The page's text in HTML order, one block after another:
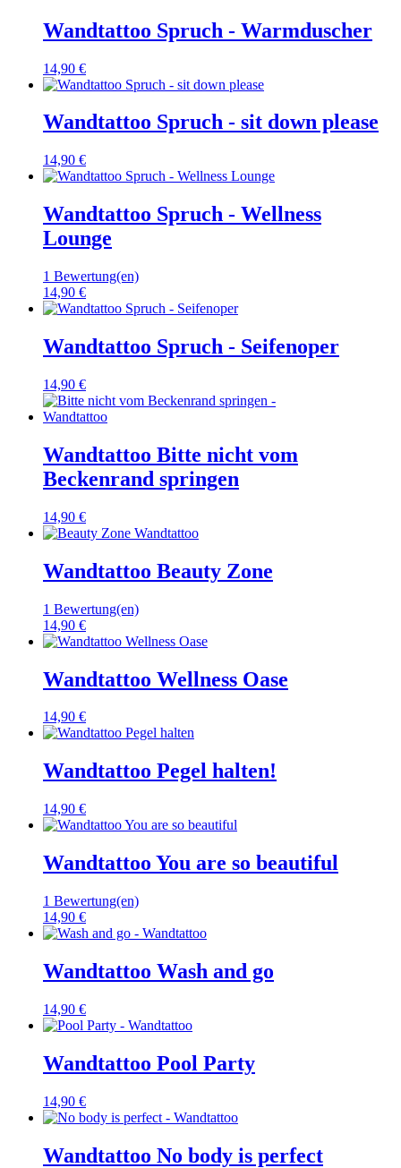
Wandtattoo Spruch - Warmduscher
14,90 €
Wandtattoo Spruch - sit down please
14,90 €
Wandtattoo Spruch - Wellness
Lounge
1 Bewertung(en)
14,90 €
Wandtattoo Spruch - Seifenoper
14,90 €
Wandtattoo Bitte nicht vom
Beckenrand springen
14,90 €
Wandtattoo Beauty Zone
1 Bewertung(en)
14,90 €
Wandtattoo Wellness Oase
14,90 €
Wandtattoo Pegel halten!
14,90 €
Wandtattoo You are so beautiful
1 Bewertung(en)
14,90 €
Wandtattoo Wash and go
14,90 €
Wandtattoo Pool Party
14,90 €
Wandtattoo No body is perfect